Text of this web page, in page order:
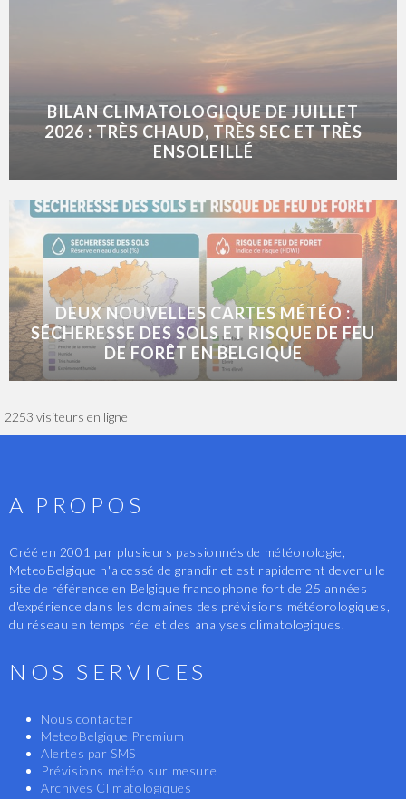
BILAN CLIMATOLOGIQUE DE JUILLET
2026 : TRÈS CHAUD, TRÈS SEC ET TRÈS
ENSOLEILLÉ
DEUX NOUVELLES CARTES MÉTÉO :
SÉCHERESSE DES SOLS ET RISQUE DE FEU
DE FORÊT EN BELGIQUE
2253 visiteurs en ligne
A PROPOS
Créé en 2001 par plusieurs passionnés de météorologie,
MeteoBelgique n'a cessé de grandir et est rapidement devenu le
site de référence en Belgique francophone fort de 25 années
d'expérience dans les domaines des prévisions météorologiques,
du réseau en temps réel et des analyses climatologiques.
NOS SERVICES
Nous contacter
MeteoBelgique Premium
Alertes par SMS
Prévisions météo sur mesure
Archives Climatologiques